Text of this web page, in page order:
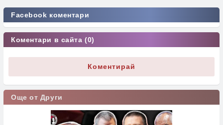
Facebook коментари
Коментари в сайта (0)
Коментирай
Още от Други